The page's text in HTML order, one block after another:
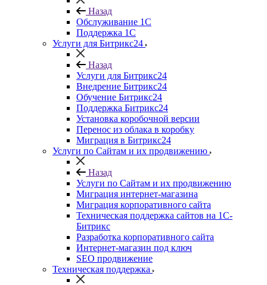
Назад
Обслуживание 1С
Поддержка 1С
Услуги для Битрикс24
Назад
Услуги для Битрикс24
Внедрение Битрикс24
Обучение Битрикс24
Поддержка Битрикс24
Установка коробочной версии
Перенос из облака в коробку
Миграция в Битрикс24
Услуги по Сайтам и их продвижению
Назад
Услуги по Сайтам и их продвижению
Миграция интернет-магазина
Миграция корпоративного сайта
Техническая поддержка сайтов на 1С-
Битрикс
Разработка корпоративного сайта
Интернет-магазин под ключ
SEO продвижение
Техническая поддержка